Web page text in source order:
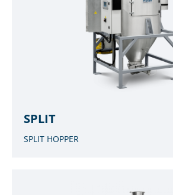
SPLIT
SPLIT HOPPER